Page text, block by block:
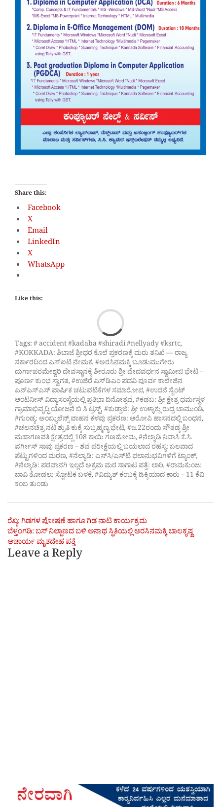
Share this:
Facebook
X
Email
LinkedIn
X
WhatsApp
Like this:
Tags:# accident #kadaba #shiradi #nellyady #ksrtc,
#KOKKADA: ಶಿಬಾಜೆ ಶ್ರೀಧರ ಕೊಲೆ ಪ್ರಕರಣಕ್ಕೆ ಮರು ತನಿಖೆ — ರಾಜ್ಯ
ಸರ್ಕಾರದಿಂದ ಎಸ್‌ಐಟಿ ನೇಮಕ,#ಅರಸಿನಮಕ್ಕಿ ಬೂಡುಮುಗೇರು
ದುರ್ಗಾಪರಮೇಶ್ವರಿ ದೇವಸ್ಥಾನಕ್ಕೆ ಶೀರೂರು ಶ್ರೀ ವೇದವರ್ಧನ ಸ್ವಾಮೀಜಿ ಭೇಟಿ –
ಪೂರ್ಣ ಕುಂಭ ಸ್ವಾಗತ,#ಉಜಿರೆ ಎಸ್‌ಡಿಎಂ ಪದವಿ ಪೂರ್ವ ಕಾಲೇಜಿನ
ಎನ್‌ಎಸ್‌ಎಸ್ ವಾರ್ಷಿಕ ಚಟುವಟಿಕೆಗಳ ಸಮಾರೋಪ,#ಉದನೆ ಸೈಂಟ್
ಆಂಟನೀಸ್‌ ವಿದ್ಯಾಸಂಸ್ಥೆಯಲ್ಲಿ ಪ್ರತಿಭಾ ದಿನೋತ್ಸವ,#ಕಡಬ: ಶ್ರೀ ಕ್ಷೇತ್ರ ಧರ್ಮಸ್ಥಳ
ಗ್ರಾಮಾಭಿವೃದ್ಧಿ ಯೋಜನೆ ಬಿ ಸಿ ಟ್ರಸ್ಟ್‌,#ಕುಡ್ತಾಜೆ: ಶ್ರೀ ಉಳ್ಳಾಕ್ಲು ರುದ್ರ ಚಾಮುಂಡಿ,
#ಗುಂಡ್ಯ: ಅಂಬ್ಯುಲೆನ್ಸ್ ವಾಹನ ಕಳವು ಪ್ರಕರಣ: ಆರೋಪಿ ಹಾಸನದಲ್ಲಿ ಬಂಧನ,
#ಚಲನಚಿತ್ರ ನಟಿ ಶ್ರುತಿ ಕುಕ್ಕೆ ಸುಬ್ರಹ್ಮಣ್ಯ ಭೇಟಿ,#ಜ.22ರಂದು ಸೌತಡ್ಕ ಶ್ರೀ
ಮಹಾಗಣಪತಿ ಕ್ಷೇತ್ರದಲ್ಲಿ 108 ಕಾಯಿ ಗಣಹೋಮ,#ನೆಲ್ಯಾಡಿ ನಿವಾಸಿ ಕೆ.ಸಿ.
ವರ್ಗೀಸ್ ಸಾವು ಪ್ರಕರಣ – ಶವ ಪರೀಕ್ಷೆಯಲ್ಲಿ ಬಯಲಾದ ರಹಸ್ಯ: ಬಲವಾದ
ಪೆಟ್ಟುಗಳಿಂದ ಮರಣ,#ನೆಲ್ಯಾಡಿ: ಎಸ್‌ಸಿ/ಎಸ್‌ಟಿ ಫಲಾನುಭವಿಗಳಿಗೆ ಟ್ಯಾಂಕ್,
#ನೆಲ್ಯಾಡಿ: ಪರವಾನಗಿ ಇಲ್ಲದೆ ಅಕ್ರಮ ಮರ ಸಾಗಾಟ ಪತ್ತೆ: ಲಾರಿ,#ರಾಮಕುಂಜ:
ಬಾವಿ ತೋಡಲು ಸ್ಪೋಟಕ ಬಳಕೆ,#ವಿದ್ಯುತ್ ಕಂಬಕ್ಕೆ ಡಿಕ್ಕಿಯಾದ ಕಾರು – 11 ಕೆವಿ
ಕಂಬ ತುಂಡು
Post
navigation
ರೆಖ್ಯ: ಗಿಡಗಳ ಪೋಷಣೆ ಹಾಗೂ ಗಿಡ ನಾಟಿ ಕಾರ್ಯಕ್ರಮ
ಬೆಳ್ತಂಗಡಿ: ಬಸ್ ನಿಲ್ದಾಣದ ಬಳಿ ಅನಾಥ ಸ್ಥಿತಿಯಲ್ಲಿ ಅರಸಿನಮಕ್ಕಿ ಬಾಲಕೃಷ್ಣ
ಆಚಾರ್ಯ ಮೃತದೇಹ ಪತ್ತೆ
Leave a Reply